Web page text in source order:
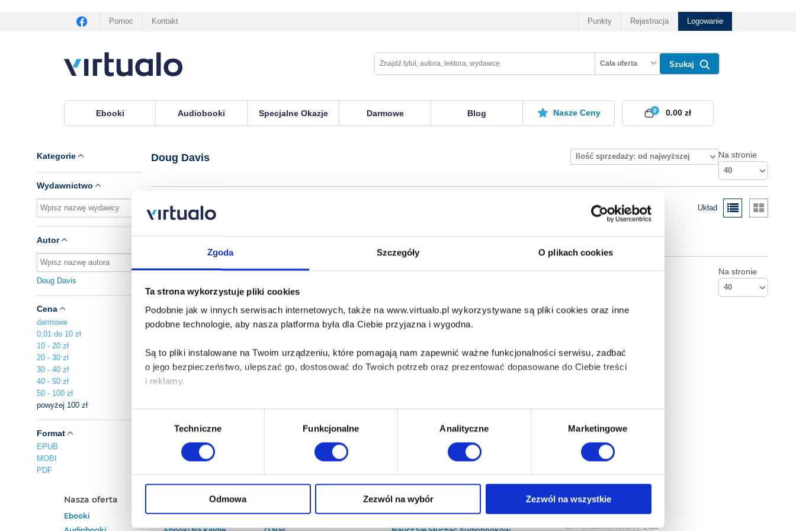
Zgoda Szczegóły O plikach cookies
Ta strona wykorzystuje pliki cookies
Podobnie jak w innych serwisach internetowych, także na www.virtualo.pl wykorzystywane są pliki cookies oraz inne
podobne technologie, aby nasza platforma była dla Ciebie przyjazna i wygodna.
Są to pliki instalowane na Twoim urządzeniu, które pomagają nam zapewnić ważne funkcjonalności serwisu, zadbać
o jego bezpieczeństwo, ulepszać go, dostosować do Twoich potrzeb oraz prezentować dopasowane do Ciebie treści
i reklamy.
Poza plikami, które są nam niezbędne do prawidłowego i bezpiecznego działania serwisu - są także takie, które wymagają
Twojej zgody.
Każda udzielona zgoda poprawi Twoje doświadczenia jeśli jesteś naszym Użytkownikiem.
Techniczne Funkcjonalne Analityczne Marketingowe
Odmowa Zezwól na wybór Zezwól na wszystkie
Pomoc Kontakt Punkty Rejestracja Logowanie
Cała oferta Szukaj
Ebooki Audiobooki Specjalne Okazje Darmowe Blog Nasze Ceny 0
0.00 zł
Kategorie
Wydawnictwo
Autor
Doug Davis
Cena
darmowe
0,01 do 10 zł
10 - 20 zł
20 - 30 zł
30 - 40 zł
40 - 50 zł
50 - 100 zł
powyżej 100 zł
Format
EPUB
MOBI
PDF
Doug Davis Ilość sprzedaży: od najwyższej Na stronie
40
Układ
Brak pozycji.
Na stronie
40
Nasza oferta
Ebooki
Polecamy
Darmowe Ebooki
Kontakt
Baza wiedzy
Który Format Ebooka Wybrać?
Kontakt
Empik S.A
ul. Marszałkowska 104/122